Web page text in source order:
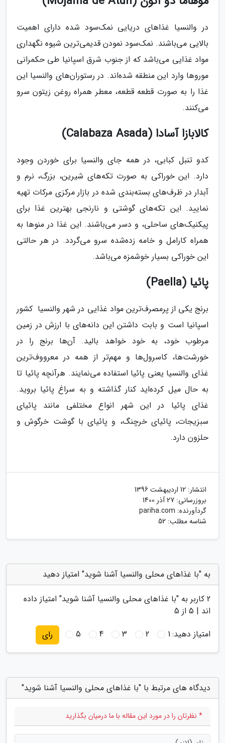
در والنسیا غذاهای دریایی نمک‌سود شده دارای اهمیت
بالایی می‌باشند. نمک‌سود نمودن قدیمی‌ترین شیوه نگهداری
مواد غذایی می‌باشد که از جنوب شرق اسپانیا طی حکمرانی
موروها وارد این منطقه شده‌اند. در رستوران‌های والنسیا این
غذا را به صورت قطعه قطعه، معطر همراه روغن زیتون سرو
می‌کنند.
کالابازا آسادا (Calabaza Asada)
کدو تنبل کبابی، در همه جای والنسیا برای خوردن وجود
دارد. این خوراکی به صورت تکه‌های شیرین، بزرگ، نرم و
آبدار در ظرف‌های بسته‌بندی شده در بازار مرکزی مرکات تهیه
نمایید. این تکه‌های گوشتی و نارنجی بهترین غذا برای
پیکنیک‌های ساحلی، و دسر می‌باشند. این غذا در منوها به
همراه کارامل و خامه زده‌شده سرو می‌گردد. در هر حالتی
این خوراکی بسیار خوشمزه می‌باشد.
پائیا (Paella)
برنج یکی از پرمصرف‌ترین مواد غذایی در شهر والنسیا کشور
اسپانیا است و بابت داشتن این دانه‌های با ارزش در زمین‌
مرطوب خود، به خود خواهد بالید. آن‌ها برنج را در
خورشت‌ها، کاسرول‌ها و مهم‌تر از همه در معرووف‌ترین
غذای والنسیا یعنی پائیا استفاده می‌نمایند. هرآنچه پائیا تا
به حال میل کرده‌اید کنار گذاشته و به سراغ پائیا بروید.
غذای پائیا در این شهر انواع مختلفی مانند پائیای
سبزیجات، پائیای خرچنگ، و پائیای با گوشت خرگوش و
حلزون دارد.
انتشار: 12 اردیبهشت 1396
بروزرسانی: 27 آذر 1400
گردآورنده: pariha.com
شناسه مطلب: 52
به "با غذاهای محلی والنسیا آشنا شوید" امتیاز دهید
2 کاربر به "با غذاهای محلی والنسیا آشنا شوید" امتیاز داده
اند | 5 از 5
امتیاز دهید:1
2
3
4
5 رای
دیدگاه های مرتبط با "با غذاهای محلی والنسیا آشنا شوید"
* نظرتان را در مورد این مقاله با ما درمیان بگذارید